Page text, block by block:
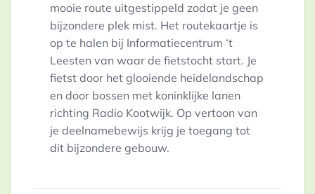
mooie route uitgestippeld zodat je geen
bijzondere plek mist. Het routekaartje is
op te halen bij Informatiecentrum ‘t
Leesten van waar de fietstocht start. Je
fietst door het glooiende heidelandschap
en door bossen met koninklijke lanen
richting Radio Kootwijk. Op vertoon van
je deelnamebewijs krijg je toegang tot
dit bijzondere gebouw.